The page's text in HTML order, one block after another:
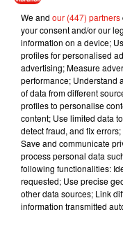
Croyez-moi, Katie
et nous étions
perdre la garde de Suri
En attendant, Katie
aux côtés de Suri et
We and our (447) partners
your consent and/or our
information on a device;
profiles for personalised
advertising; Measure
performance; Understand
of data from different
profiles to personalise
content; Use limited data
detect fraud, and fix
Save and communicate
process personal data
following functionalities:
requested; Use precise
other data sources; Link
information transmitted